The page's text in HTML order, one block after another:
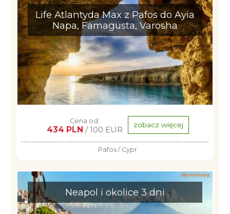
Life Atlantyda Max z Pafos do Ayia
Napa, Famagusta, Varosha
Cena od:
434 PLN / 100 EUR zobacz więcej
Pafos / Cypr
Neapol i okolice 3 dni